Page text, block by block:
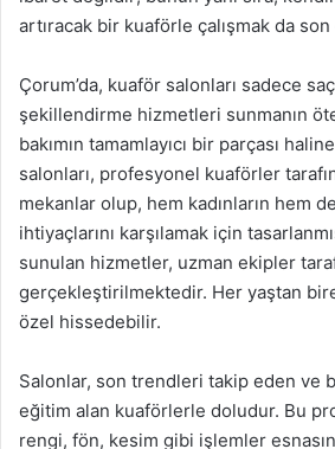
artıracak bir kuaförle çalışmak da
Çorum’da, kuaför salonları sadece
şekillendirme hizmetleri sunmanın
bakımın tamamlayıcı bir parçası
salonları, profesyonel kuaförler
mekanlar olup, hem kadınların hem
ihtiyaçlarını karşılamak için
sunulan hizmetler, uzman ekipler
gerçekleştirilmektedir. Her yaştan
özel hissedebilir.
Salonlar, son trendleri takip eden ve
eğitim alan kuaförlerle doludur. Bu
rengi, fön, kesim gibi işlemler